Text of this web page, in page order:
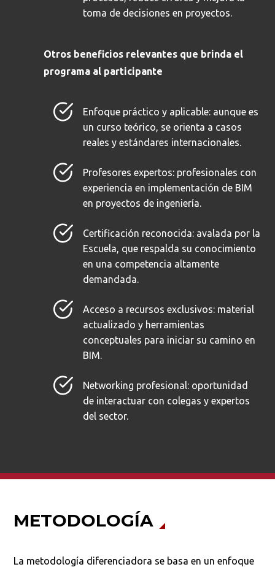
toma de decisiones en proyectos.
Otros beneficios relevantes que brinda el
programa al participante
Enfoque práctico y aplicable: aunque es
un curso teórico, se orienta a casos
reales y estándares internacionales.
Profesores expertos: profesionales con
experiencia en implementación de BIM
en proyectos de ingeniería.
Certificación reconocida: avalada por la
Escuela, que respalda su conocimiento
en una competencia altamente
demandada.
Acceso a recursos exclusivos: material
actualizado y herramientas
conceptuales para iniciar su camino en
BIM.
Networking profesional: oportunidad
de interactuar con colegas y expertos
del sector.
METODOLOGÍA
La metodología diferenciadora se basa en un enfoque